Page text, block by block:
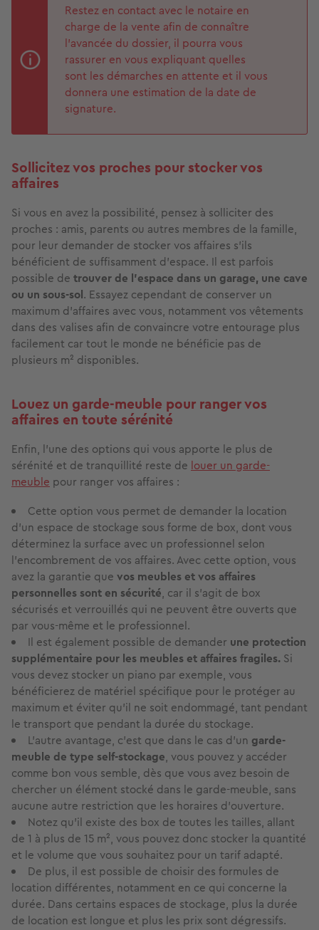
Restez en contact avec le notaire en
charge de la vente afin de connaître
l’avancée du dossier, il pourra vous
rassurer en vous expliquant quelles
sont les démarches en attente et il vous
donnera une estimation de la date de
signature.
Sollicitez vos proches pour stocker vos
affaires
Si vous en avez la possibilité, pensez à solliciter des
proches : amis, parents ou autres membres de la famille,
pour leur demander de stocker vos affaires s’ils
bénéficient de suffisamment d’espace. Il est parfois
possible de trouver de l’espace dans un garage, une cave
ou un sous-sol. Essayez cependant de conserver un
maximum d’affaires avec vous, notamment vos vêtements
dans des valises afin de convaincre votre entourage plus
facilement car tout le monde ne bénéficie pas de
plusieurs m² disponibles.
Louez un garde-meuble pour ranger vos
affaires en toute sérénité
Enfin, l’une des options qui vous apporte le plus de
sérénité et de tranquillité reste de louer un garde-
meuble pour ranger vos affaires :
Cette option vous permet de demander la location
d’un espace de stockage sous forme de box, dont vous
déterminez la surface avec un professionnel selon
l’encombrement de vos affaires. Avec cette option, vous
avez la garantie que vos meubles et vos affaires
personnelles sont en sécurité, car il s’agit de box
sécurisés et verrouillés qui ne peuvent être ouverts que
par vous-même et le professionnel.
Il est également possible de demander une protection
supplémentaire pour les meubles et affaires fragiles. Si
vous devez stocker un piano par exemple, vous
bénéficierez de matériel spécifique pour le protéger au
maximum et éviter qu’il ne soit endommagé, tant pendant
le transport que pendant la durée du stockage.
L’autre avantage, c’est que dans le cas d'un garde-
meuble de type self-stockage, vous pouvez y accéder
comme bon vous semble, dès que vous avez besoin de
chercher un élément stocké dans le garde-meuble, sans
aucune autre restriction que les horaires d’ouverture.
Notez qu’il existe des box de toutes les tailles, allant
de 1 à plus de 15 m², vous pouvez donc stocker la quantité
et le volume que vous souhaitez pour un tarif adapté.
De plus, il est possible de choisir des formules de
location différentes, notamment en ce qui concerne la
durée. Dans certains espaces de stockage, plus la durée
de location est longue et plus les prix sont dégressifs.